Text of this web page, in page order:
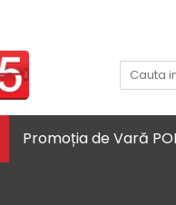
Promoția de Vară